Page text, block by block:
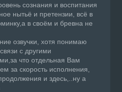
сознания и воспитания
нытьё и претензии, всё в
в своём и бревна не
озвучки, хотя понимаю
с другими
что отдельная Вам
за скорость исполнения,
и здесь,..ну а